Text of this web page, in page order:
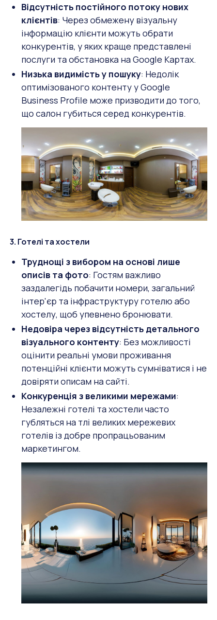
Відсутність постійного потоку нових
клієнтів: Через обмежену візуальну
інформацію клієнти можуть обрати
конкурентів, у яких краще представлені
послуги та обстановка на Google Картах.
Низька видимість у пошуку: Недолік
оптимізованого контенту у Google
Business Profile може призводити до того,
що салон губиться серед конкурентів.
3. Готелі та хостели
Труднощі з вибором на основі лише
описів та фото: Гостям важливо
заздалегідь побачити номери, загальний
інтер'єр та інфраструктуру готелю або
хостелу, щоб упевнено бронювати.
Недовіра через відсутність детального
візуального контенту: Без можливості
оцінити реальні умови проживання
потенційні клієнти можуть сумніватися і не
довіряти описам на сайті.
Конкуренція з великими мережами:
Незалежні готелі та хостели часто
губляться на тлі великих мережевих
готелів із добре пропрацьованим
маркетингом.